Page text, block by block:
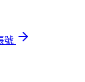
號